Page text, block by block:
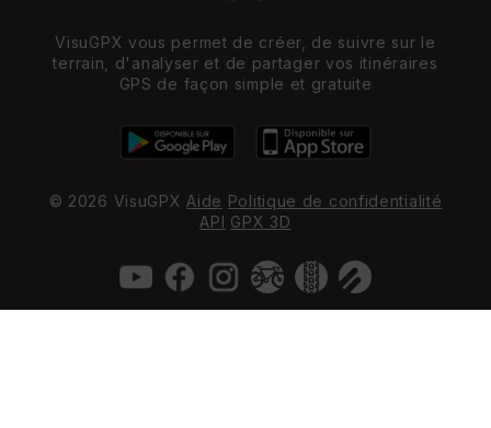
VisuGPX vous permet de créer, de suivre sur le
terrain, d'analyser et de partager vos itinéraires
GPS de façon simple et gratuite
© 2026 VisuGPX Aide Politique de confidentialité
API GPX 3D